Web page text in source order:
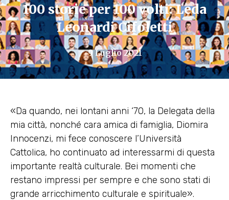
100 storie per 100 volti: Leda
Leonardi Cifoletti
9 Luglio 2021
«Da quando, nei lontani anni ‘70, la Delegata della
mia città, nonché cara amica di famiglia, Diomira
Innocenzi, mi fece conoscere l’Università
Cattolica, ho continuato ad interessarmi di questa
importante realtà culturale. Bei momenti che
restano impressi per sempre e che sono stati di
grande arricchimento culturale e spirituale».